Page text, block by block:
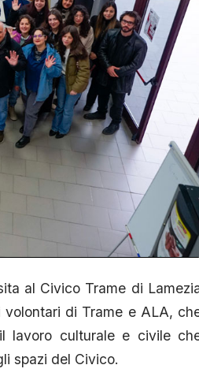
al Civico Trame di
volontari di Trame e ALA,
lavoro culturale e civile
spazi del Civico.